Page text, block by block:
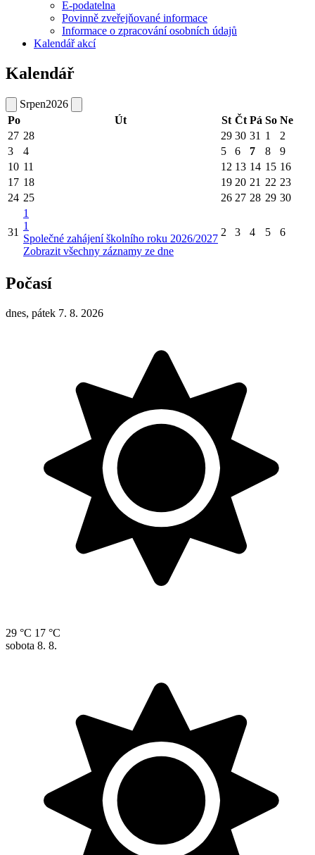
E-podatelna
Povinně zveřejňované informace
Informace o zpracování osobních údajů
Kalendář akcí
Kalendář
Srpen2026
Po
Út St Čt Pá So Ne
27 28 29 30 31 1
2
3
4 5 6 7 8
9
10 11 12 13 14 15 16
17 18 19 20 21 22 23
24 25 26 27 28 29 30
31
1
1
Společné zahájení školního roku 2026/2027
Zobrazit všechny záznamy ze dne
2 3 4 5 6
Počasí
dnes, pátek 7. 8. 2026
29 °C 17 °C
sobota 8. 8.